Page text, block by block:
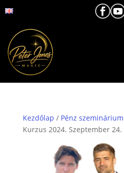
Kezdőlap / Pénz szeminárium
Kurzus 2024. Szeptember